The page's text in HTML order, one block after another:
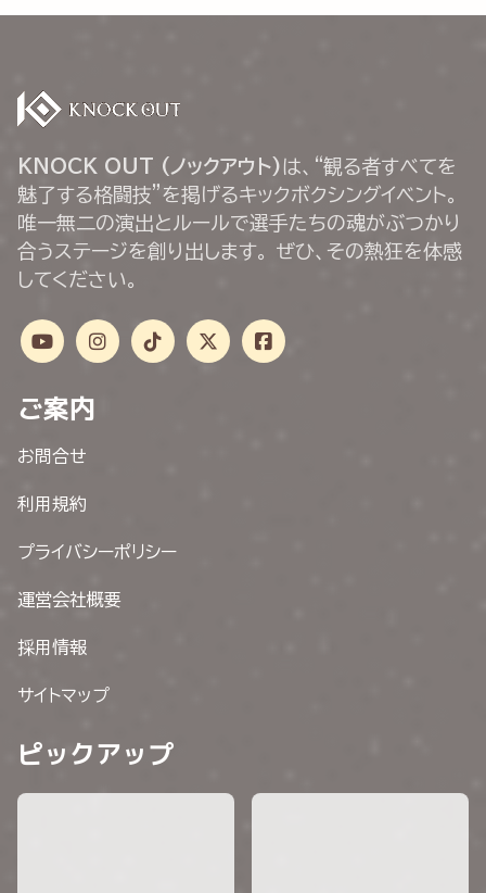
KNOCK OUT (ノックアウト) は、“観る者すべてを
魅了する格闘技”を掲げるキックボクシングイベント。
唯一無二の演出とルールで選手たちの魂がぶつかり
合うステージを創り出します。 ぜひ、その熱狂を体感
してください。
ご案内
お問合せ
利用規約
プライバシーポリシー
運営会社概要
採用情報
サイトマップ
ピックアップ